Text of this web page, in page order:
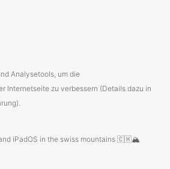
Analysetools, um die
Internetseite zu verbessern (Details dazu in
iPadOS in the swiss mountains 🇨🇭🏔